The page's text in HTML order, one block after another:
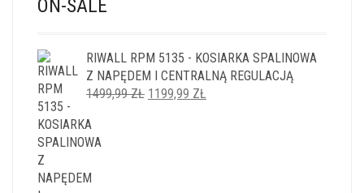
ON-SALE
RIWALL RPM 5135 - KOSIARKA SPALINOWA
Z NAPĘDEM I CENTRALNĄ REGULACJĄ
1499,99ZŁ PIERWOTNA
1199,99 ZŁ